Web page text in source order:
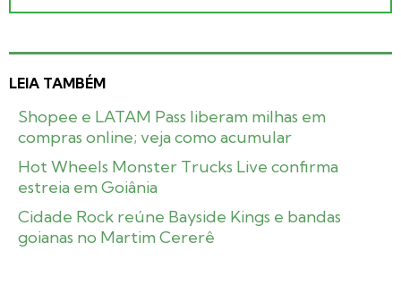
LEIA TAMBÉM
Shopee e LATAM Pass liberam milhas em
compras online; veja como acumular
Hot Wheels Monster Trucks Live confirma
estreia em Goiânia
Cidade Rock reúne Bayside Kings e bandas
goianas no Martim Cererê